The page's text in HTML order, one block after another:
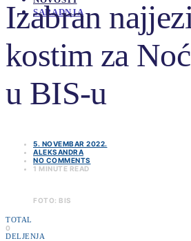
SARADNJA
Izabran
kostim za
u BIS-u
5. NOVEMBAR 2022.
ALEKSANDRA
NO COMMENTS
1 MINUTE READ
FOTO: BIS
TOTAL
0
DELJENJA